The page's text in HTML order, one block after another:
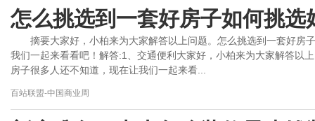
怎么挑选到一套好房子如何挑选
摘要大家好，小柏来为大家解答以上问题。怎么挑选到一套好房
我们一起来看看吧！解答:1、交通便利大家好，小柏来为大家解答以
房子很多人还不知道，现在让我们一起来看...
百站联盟-中国商业周